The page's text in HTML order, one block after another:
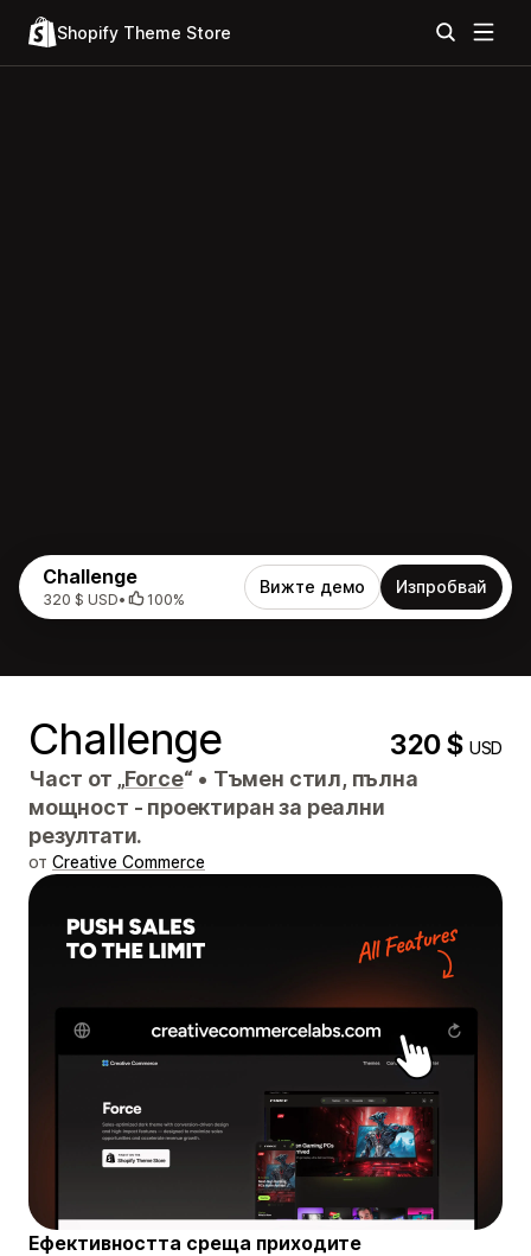
Shopify Theme Store
Challenge
320 $ USD• 100%
Вижте демо Изпробвай
Challenge 320 $USD
Част от „Force“ • Тъмен стил, пълна
мощност - проектиран за реални
резултати.
от Creative Commerce
Ефективността среща приходите